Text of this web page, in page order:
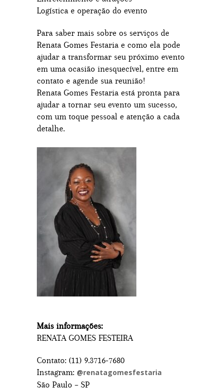
Logística e operação do evento
Para saber mais sobre os serviços de
Renata Gomes Festaria e como ela pode
ajudar a transformar seu próximo evento
em uma ocasião inesquecível, entre em
contato e agende sua reunião!
Renata Gomes Festaria está pronta para
ajudar a tornar seu evento um sucesso,
com um toque pessoal e atenção a cada
detalhe.
Mais informações:
RENATA GOMES FESTEIRA
Contato: (11) 9.3716-7680
Instagram: @renatagomesfestaria
São Paulo – SP